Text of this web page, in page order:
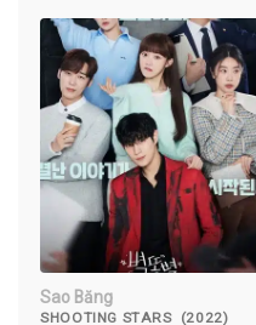
Sao Băng
SHOOTING STARS (2022)